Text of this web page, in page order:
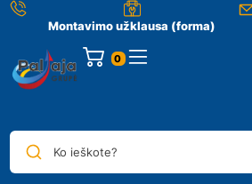
Montavimo užklausa (forma)
0
Ko ieškote?